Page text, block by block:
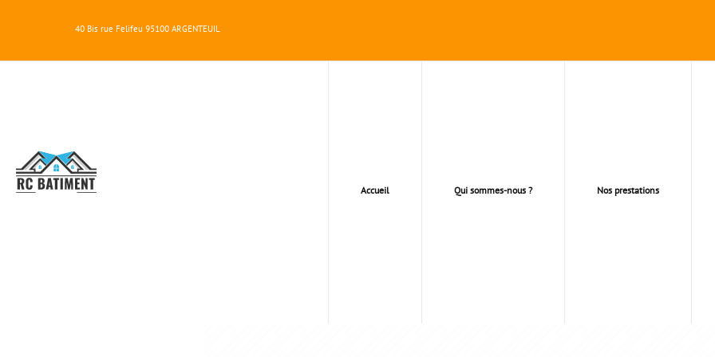
40 Bis rue Felifeu 95100 ARGENTEUIL
RC
BATIMENT
Accueil Qui sommes-nous ? Nos prestations